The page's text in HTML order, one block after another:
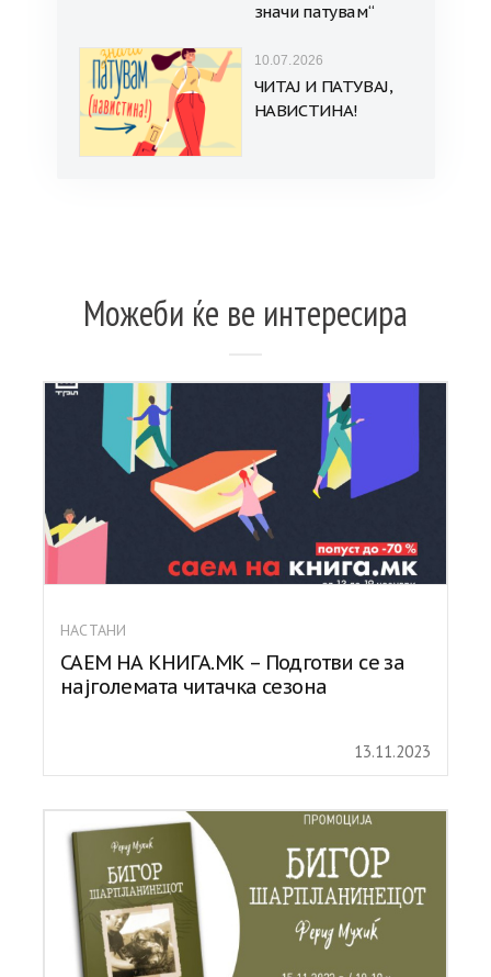
значи патувам“
10.07.2026
ЧИТАЈ И ПАТУВАЈ,
НАВИСТИНА!
Можеби ќе ве интересира
НАСТАНИ
САЕМ НА КНИГА.МК – Подготви се за
најголемата читачка сезона
13.11.2023